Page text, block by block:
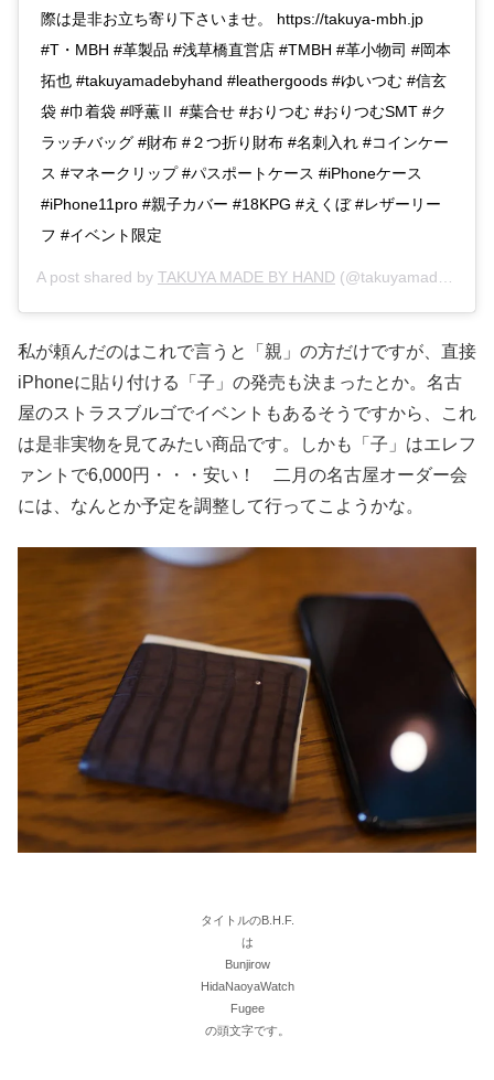
際は是非お立ち寄り下さいませ。 https://takuya-mbh.jp
#T・MBH #革製品 #浅草橋直営店 #TMBH #革小物司 #岡本
拓也 #takuyamadebyhand #leathergoods #ゆいつむ #信玄
袋 #巾着袋 #呼薫Ⅱ #葉合せ #おりつむ #おりつむSMT #ク
ラッチバッグ #財布 #２つ折り財布 #名刺入れ #コインケー
ス #マネークリップ #パスポートケース #iPhoneケース
#iPhone11pro #親子カバー #18KPG #えくぼ #レザーリー
フ #イベント限定
A post shared by TAKUYA MADE BY HAND (@takuyamadebyhand) on
私が頼んだのはこれで言うと「親」の方だけですが、直接
iPhoneに貼り付ける「子」の発売も決まったとか。名古
屋のストラスブルゴでイベントもあるそうですから、これ
は是非実物を見てみたい商品です。しかも「子」はエレフ
ァントで6,000円・・・安い！ 二月の名古屋オーダー会
には、なんとか予定を調整して行ってこようかな。
タイトルのB.H.F.
は
Bunjirow
HidaNaoyaWatch
Fugee
の頭文字です。